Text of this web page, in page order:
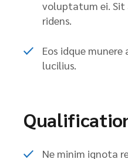
voluptatum ei.
ridens.
Eos idque
lucilius.
Ne minim ignota